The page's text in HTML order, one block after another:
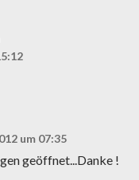
um 07:35
geöffnet...Danke !